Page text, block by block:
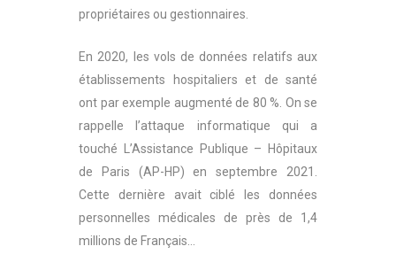
propriétaires ou gestionnaires.
En 2020, les vols de données relatifs aux
établissements hospitaliers et de santé
ont par exemple augmenté de 80 %. On se
rappelle l’attaque informatique qui a
touché L’Assistance Publique – Hôpitaux
de Paris (AP-HP) en septembre 2021.
Cette dernière avait ciblé les données
personnelles médicales de près de 1,4
millions de Français…